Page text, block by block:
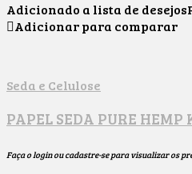
Adicionado a lista de desejos
Adicionar para comparar
Seda e Celulose
PAPEL SEDA PURE HEMP
Faça o login ou cadastre-se para visualizar os